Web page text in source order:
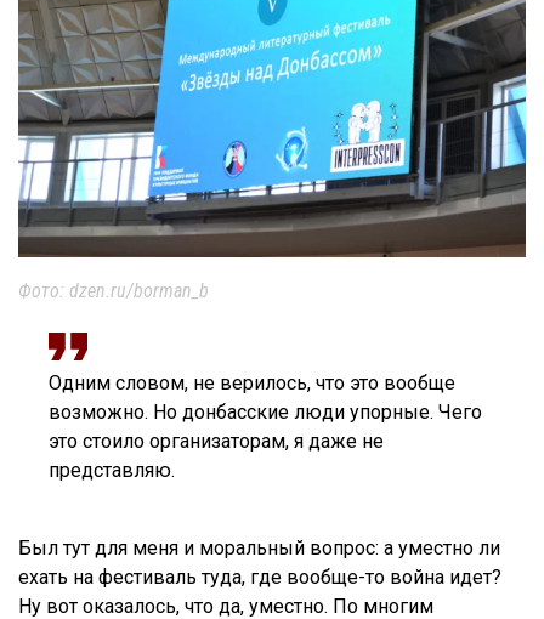
Фото: dzen.ru/borman_b
Одним словом, не верилось, что это вообще
возможно. Но донбасские люди упорные. Чего
это стоило организаторам, я даже не
представляю.
Был тут для меня и моральный вопрос: а уместно ли
ехать на фестиваль туда, где вообще-то война идет?
Ну вот оказалось, что да, уместно. По многим